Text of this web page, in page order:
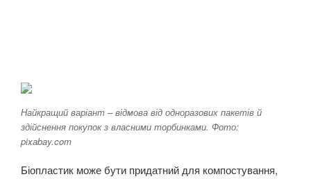
Найкращий варіант – відмова від одноразових пакетів й
здійснення покупок з власними торбинками. Фото:
pixabay.com
Біопластик може бути придатний для компостування,